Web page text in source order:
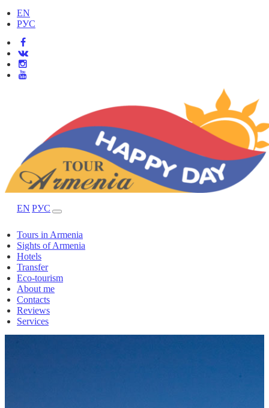
EN
РУС
EN РУС
Tours in Armenia
Sights of Armenia
Hotels
Transfer
Eco-tourism
About me
Contacts
Reviews
Services